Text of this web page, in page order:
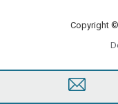
Copyright